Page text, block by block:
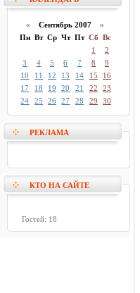
« Сентябрь 2007»
Пн Вт Ср Чт Пт Сб Вс
1
2
3
4 5 6 7 8
9
10
11 12 13 14 15
16
17
18 19 20 21 22
23
24
25 26 27 28 29 30
РЕКЛАМА
КТО НА САЙТЕ
Гостей: 18